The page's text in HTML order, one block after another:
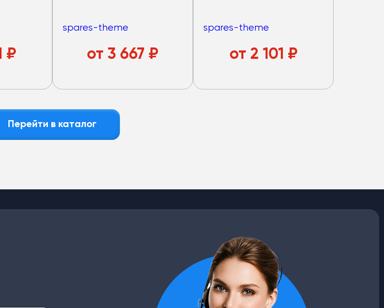
₽
spares-theme
от 3 667 ₽
spares-theme
от 2 101 ₽
Перейти в каталог